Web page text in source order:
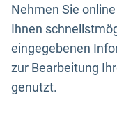
Nehmen Sie
Ihnen
eingegebenen
zur Bearbeitung
genutzt.